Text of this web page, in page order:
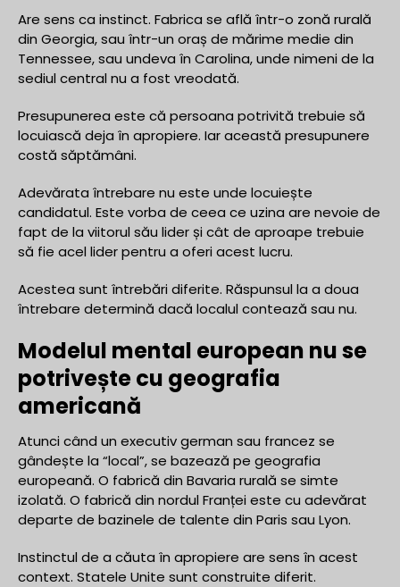
Are sens ca instinct. Fabrica se află într-o zonă rurală
din Georgia, sau într-un oraș de mărime medie din
Tennessee, sau undeva în Carolina, unde nimeni de la
sediul central nu a fost vreodată.
Presupunerea este că persoana potrivită trebuie să
locuiască deja în apropiere. Iar această presupunere
costă săptămâni.
Adevărata întrebare nu este unde locuiește
candidatul. Este vorba de ceea ce uzina are nevoie de
fapt de la viitorul său lider și cât de aproape trebuie
să fie acel lider pentru a oferi acest lucru.
Acestea sunt întrebări diferite. Răspunsul la a doua
întrebare determină dacă localul contează sau nu.
Modelul mental european nu se
potrivește cu geografia
americană
Atunci când un executiv german sau francez se
gândește la “local”, se bazează pe geografia
europeană. O fabrică din Bavaria rurală se simte
izolată. O fabrică din nordul Franței este cu adevărat
departe de bazinele de talente din Paris sau Lyon.
Instinctul de a căuta în apropiere are sens în acest
context. Statele Unite sunt construite diferit.